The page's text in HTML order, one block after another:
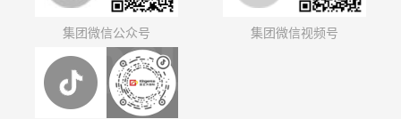
集团微信公众号 集团微信视频号